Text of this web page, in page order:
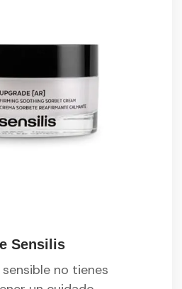
Sensilis
no tienes